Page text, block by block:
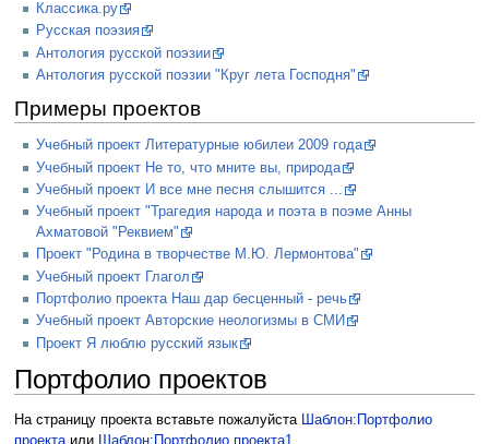
Классика.ру
Русская поэзия
Антология русской поэзии
Антология русской поэзии "Круг лета Господня"
Примеры проектов
Учебный проект Литературные юбилеи 2009 года
Учебный проект Не то, что мните вы, природа
Учебный проект И все мне песня слышится ...
Учебный проект "Трагедия народа и поэта в поэме Анны
Ахматовой "Реквием"
Проект "Родина в творчестве М.Ю. Лермонтова"
Учебный проект Глагол
Портфолио проекта Наш дар бесценный - речь
Учебный проект Авторские неологизмы в СМИ
Проект Я люблю русский язык
Портфолио проектов
На страницу проекта вставьте пожалуйста Шаблон:Портфолио
проектаили Шаблон:Портфолио проекта1